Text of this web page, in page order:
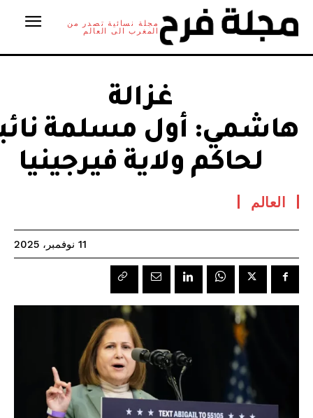
مجلة نسائية تصدر من
المغرب الى العالم
غزالة
هاشمي: أول مسلمة
لحاكم ولاية فيرجينيا
العالم
11 نوفمبر، 2025